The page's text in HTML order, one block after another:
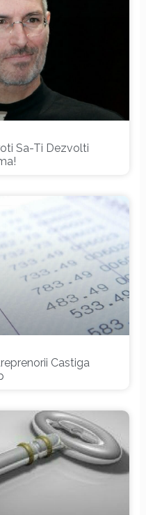
Sa-Ti Dezvolti
Castiga